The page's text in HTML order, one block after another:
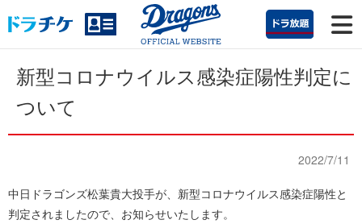
新型コロナウイルス感染症陽性判定に
ついて
2022/7/11
中日ドラゴンズ松葉貴大投手が、新型コロナウイルス感染症陽性と
判定されましたので、お知らせいたします。